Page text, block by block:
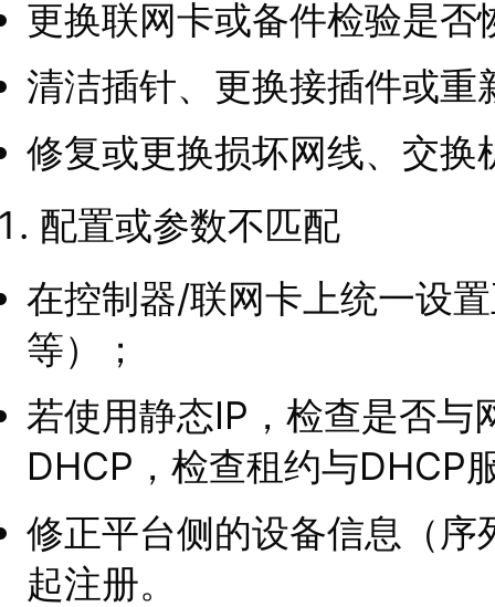
更换联网卡或备件检验是否
清洁插针、更换接插件或
修复或更换损坏网线、交
配置或参数不匹配
在控制器/联网卡上统一设
等）；
若使用静态IP，检查是否与
DHCP，检查租约与DHCP
修正平台侧的设备信息（
起注册。